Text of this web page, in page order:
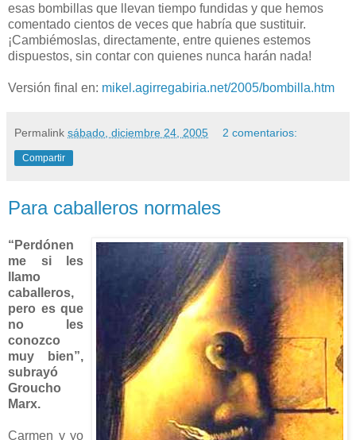
esas bombillas que llevan tiempo fundidas y que hemos
comentado cientos de veces que habría que sustituir.
¡Cambiémoslas, directamente, entre quienes estemos
dispuestos, sin contar con quienes nunca harán nada!
Versión final en: mikel.agirregabiria.net/2005/bombilla.htm
Permalink sábado, diciembre 24, 2005 2 comentarios:
Compartir
Para caballeros normales
“Perdónen
me si les
llamo
caballeros,
pero es que
no les
conozco
muy bien”,
subrayó
Groucho
Marx.
Carmen y yo